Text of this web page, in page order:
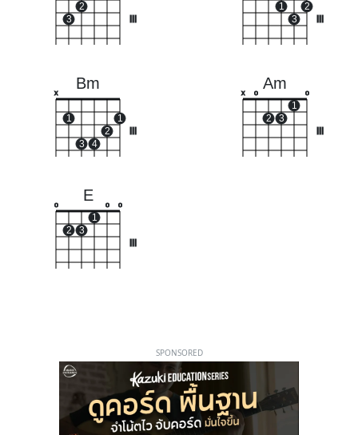
3
2
1
3
2
Bm
x
1
3 4
2
1
Am
x o
2 3
1
o
E
o
2 3
1
o o
SPONSORED